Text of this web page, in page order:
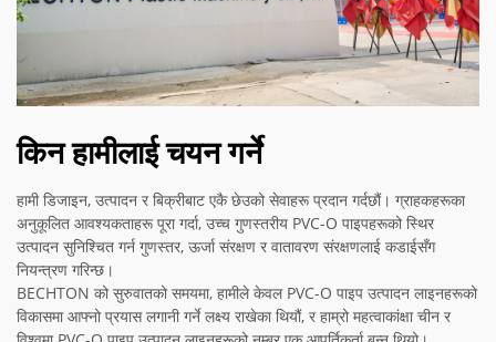
किन हामीलाई चयन गर्ने
हामी डिजाइन, उत्पादन र बिक्रीबाट एकै छेउको सेवाहरू प्रदान गर्दछौं। ग्राहकहरूका
अनुकूलित आवश्यकताहरू पूरा गर्दा, उच्च गुणस्तरीय PVC-O पाइपहरूको स्थिर
उत्पादन सुनिश्चित गर्न गुणस्तर, ऊर्जा संरक्षण र वातावरण संरक्षणलाई कडाईसँग
नियन्त्रण गरिन्छ।
BECHTON को सुरुवातको समयमा, हामीले केवल PVC-O पाइप उत्पादन लाइनहरूको
विकासमा आफ्नो प्रयास लगानी गर्ने लक्ष्य राखेका थियौं, र हाम्रो महत्वाकांक्षा चीन र